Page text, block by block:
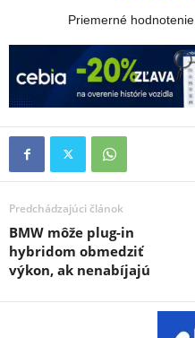
Priemerné hodnotenie
Predchádzajúci článok
BMW môže plug-in
hybridom obmedziť
výkon, ak nenabíjajú